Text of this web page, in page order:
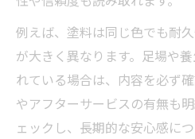
例えば、塗料は同じ色でも耐
が大きく異なります。足場や
れている場合は、内容を必ず
やアフターサービスの有無も
ェックし、長期的な安心感に